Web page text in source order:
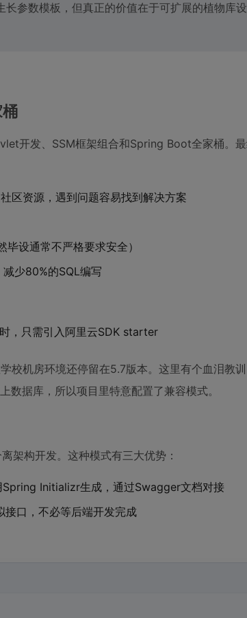
参数模板，但真正的价值在于可扩展的植物库
开发、SSM框架组合和Spring Boot全家桶。
区资源，遇到问题容易找到解决方案
设通常不严格要求安全）
少80%的SQL编写
，只需引入阿里云SDK starter
校机房环境还停留在5.7版本。这里有个血泪教
据库，所以项目里特意配置了兼容模式。
架构开发。这种模式有三大优势：
Spring Initializr生成，通过Swagger文档对接
接口，不必等后端开发完成